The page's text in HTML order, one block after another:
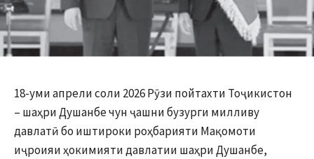
18-уми апрели соли 2026 Рӯзи пойтахти Тоҷикистон
– шаҳри Душанбе чун ҷашни бузурги милливу
давлатӣ бо иштироки роҳбарияти Мақомоти
иҷроияи ҳокимияти давлатии шаҳри Душанбе,